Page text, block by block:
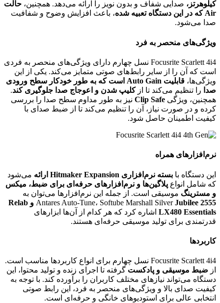
کیلوهرتز، صدایی شفاف و بدون نویز را ارائه می‌دهد. همچنین، حالت
Air که در این دستگاه تعبیه شده
، باعث افزایش وضوح و شفافیت
صدا می‌شود.
ویژگی‌های منحصر به فرد
Focusrite Scarlett 4i4 نسل چهارم دارای ویژگی‌های منحصر به فردی
است که آن را از سایر رابط‌های صوتی متمایز می‌کند. یکی از این
ویژگی‌ها،
قابلیت Auto Gain است که به طور خودکار سطح ورودی
صدا را تنظیم می‌کند تا ازکلیپ شدن و اعوجاج صدا جلوگیری کند.
همچنین، ویژگی Clip Safe نیز به طور مداوم سطح صدا را بررسی
کرده و در صورت نیاز، آن را تنظیم می‌کند تا از ضبط صدای با
کیفیت اطمینان حاصل شود.
نرم‌افزارهای همراه
این دستگاه با بسته نرم‌افزاری Hitmaker Expansion ارائه
می‌شود
که شامل انواع پلاگین‌ها و نرم‌افزارهای حرفه‌ای برای ضبط، میکس
و مسترینگ موسیقی است. از جمله این نرم‌افزارها می‌توان به
Antares Auto-Tune، Softube Marshall Silver
Jubilee 2555 و Relab
LX480 Essentials اشاره کرد که هر کدام از آن‌ها ابزارهای
قدرتمندی برای تولید موسیقی حرفه‌ای هستند.
کاربردها
Focusrite Scarlett 4i4 نسل چهارم برای انواع کاربردها مناسب است.
از ضبط موسیقی و پادکست گرفته تا اجرای زنده و تولید محتوا، این
دستگاه می‌تواند نیازهای مختلف کاربران را برآورده کند. با توجه به
کیفیت صدای بالا و ویژگی‌های منحصر به فرد، این رابط صوتی
انتخابی عالی برای استودیوهای خانگی و حرفه‌ای است.